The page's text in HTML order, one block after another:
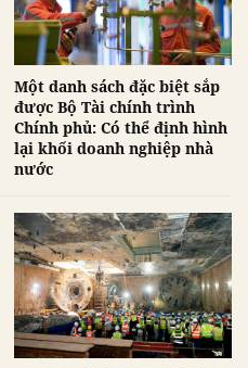
Một danh sách đặc biệt sắp
được Bộ Tài chính trình
Chính phủ: Có thể định hình
lại khối doanh nghiệp nhà
nước